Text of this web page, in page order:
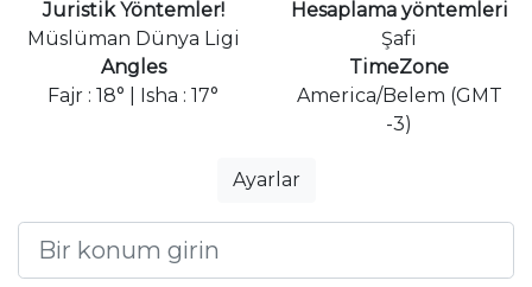
Juristik Yöntemler!
Müslüman Dünya Ligi
Hesaplama yöntemleri
Şafi
Angles
Fajr : 18° | Isha : 17°
TimeZone
America/Belem (GMT
-3)
Ayarlar